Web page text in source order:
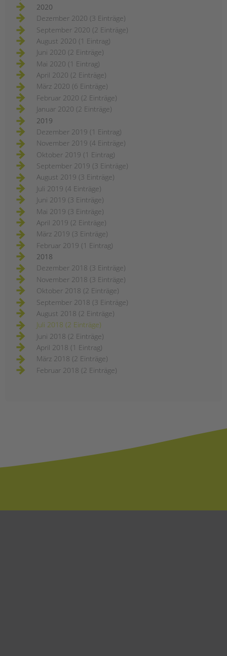
2020
Dezember 2020 (3 Einträge)
September 2020 (2 Einträge)
August 2020 (1 Eintrag)
Juni 2020 (2 Einträge)
Mai 2020 (1 Eintrag)
April 2020 (2 Einträge)
März 2020 (6 Einträge)
Februar 2020 (2 Einträge)
Januar 2020 (2 Einträge)
2019
Dezember 2019 (1 Eintrag)
November 2019 (4 Einträge)
Oktober 2019 (1 Eintrag)
September 2019 (3 Einträge)
August 2019 (3 Einträge)
Juli 2019 (4 Einträge)
Juni 2019 (3 Einträge)
Mai 2019 (3 Einträge)
April 2019 (2 Einträge)
März 2019 (3 Einträge)
Februar 2019 (1 Eintrag)
2018
Dezember 2018 (3 Einträge)
November 2018 (3 Einträge)
Oktober 2018 (2 Einträge)
September 2018 (3 Einträge)
August 2018 (2 Einträge)
Juli 2018 (2 Einträge)
Juni 2018 (2 Einträge)
April 2018 (1 Eintrag)
März 2018 (2 Einträge)
Februar 2018 (2 Einträge)